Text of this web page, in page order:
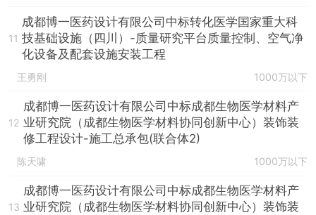
11
成都博一医药设计有限公司中标转化医学国家重大科
技基础设施（四川）-质量研究平台质量控制、空气净
化设备及配套设施安装工程
王勇刚 1000万以下
12
成都博一医药设计有限公司中标成都生物医学材料产
业研究院（成都生物医学材料协同创新中心）装饰装
修工程设计-施工总承包(联合体2)
陈天啸 1000万以下
13
成都博一医药设计有限公司中标成都生物医学材料产
业研究院（成都生物医学材料协同创新中心）装饰装